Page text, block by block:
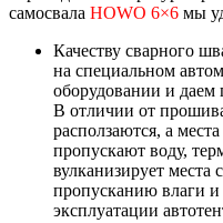
самосвала HOWO 6×6 мы
Качеству сварного
на специальном
оборудовании и
В отличии от
расползаются, а
пропускают воду,
вулканизирует места
пропусканию влаги и
эксплуатации